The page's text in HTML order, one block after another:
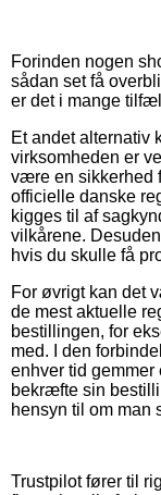
Forinden nogen
sådan set få
er det i mange
Et andet alternativ
virksomheden er
være en sikkerhed
officielle danske
kigges til af
vilkårene.
hvis du skulle få
For øvrigt kan det
de mest aktuelle
bestillingen, for
med. I den
enhver tid gemmer
bekræfte sin
hensyn til om man
Trustpilot fører til